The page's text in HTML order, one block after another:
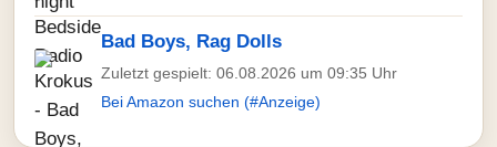
Bad Boys, Rag Dolls
Zuletzt gespielt: 06.08.2026 um 09:35 Uhr
Bei Amazon suchen (#Anzeige)